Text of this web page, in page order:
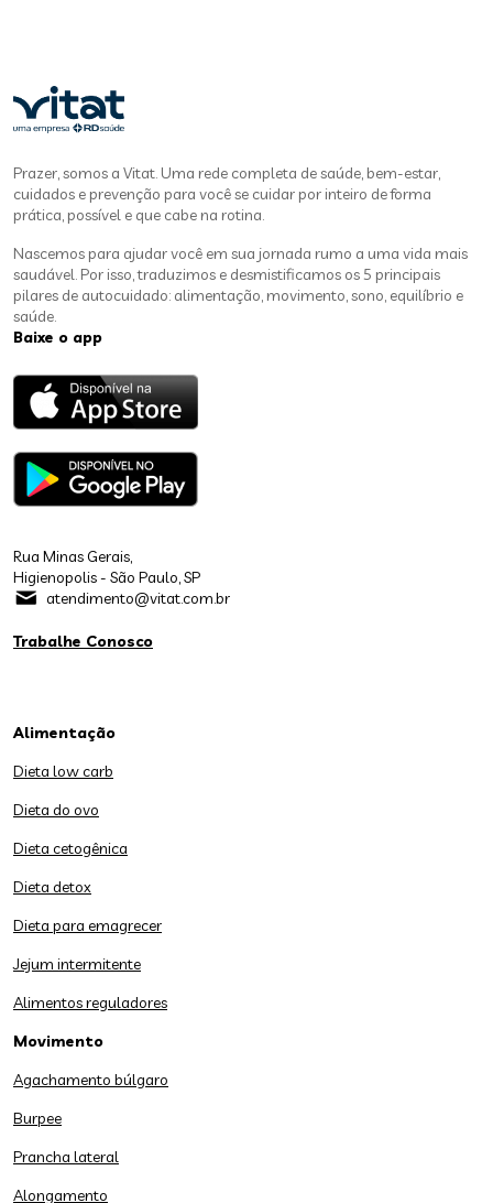
Prazer, somos a Vitat. Uma rede completa de saúde, bem-estar,
cuidados e prevenção para você se cuidar por inteiro de forma
prática, possível e que cabe na rotina.
Nascemos para ajudar você em sua jornada rumo a uma vida mais
saudável. Por isso, traduzimos e desmistificamos os 5 principais
pilares de autocuidado: alimentação, movimento, sono, equilíbrio e
saúde.
Baixe o app
Rua Minas Gerais,
Higienopolis - São Paulo, SP
atendimento@vitat.com.br
Trabalhe Conosco
Alimentação
Dieta low carb
Dieta do ovo
Dieta cetogênica
Dieta detox
Dieta para emagrecer
Jejum intermitente
Alimentos reguladores
Movimento
Agachamento búlgaro
Burpee
Prancha lateral
Alongamento